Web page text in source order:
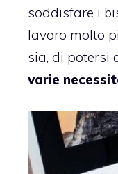
soddisfare i
lavoro molto
sia, di potersi
varie